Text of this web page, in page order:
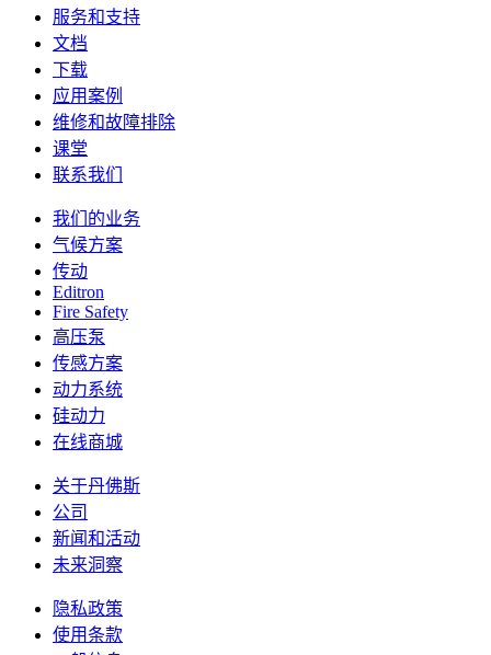
服务和支持
文档
下载
应用案例
维修和故障排除
课堂
联系我们
我们的业务
气候方案
传动
Editron
Fire Safety
高压泵
传感方案
动力系统
硅动力
在线商城
关于丹佛斯
公司
新闻和活动
未来洞察
隐私政策
使用条款